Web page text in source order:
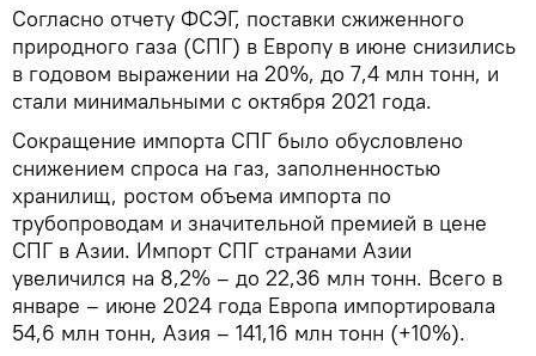
Согласно отчету ФСЭГ, поставки сжиженного
природного газа (СПГ) в Европу в июне снизились
в годовом выражении на 20%, до 7,4 млн тонн, и
стали минимальными с октября 2021 года.
Сокращение импорта СПГ было обусловлено
снижением спроса на газ, заполненностью
хранилищ, ростом объема импорта по
трубопроводам и значительной премией в цене
СПГ в Азии. Импорт СПГ странами Азии
увеличился на 8,2% – до 22,36 млн тонн. Всего в
январе – июне 2024 года Европа импортировала
54,6 млн тонн, Азия – 141,16 млн тонн (+10%).